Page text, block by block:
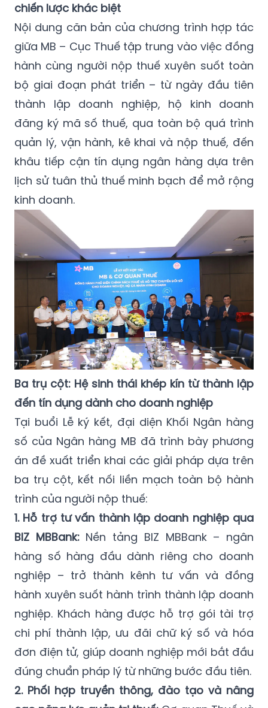
chiến lược khác biệt
Nội dung căn bản của chương trình hợp tác
giữa MB – Cục Thuế tập trung vào việc đồng
hành cùng người nộp thuế xuyên suốt toàn
bộ giai đoạn phát triển – từ ngày đầu tiên
thành lập doanh nghiệp, hộ kinh doanh
đăng ký mã số thuế, qua toàn bộ quá trình
quản lý, vận hành, kê khai và nộp thuế, đến
khâu tiếp cận tín dụng ngân hàng dựa trên
lịch sử tuân thủ thuế minh bạch để mở rộng
kinh doanh.
Ba trụ cột: Hệ sinh thái khép kín từ thành lập
đến tín dụng dành cho doanh nghiệp
Tại buổi Lễ ký kết, đại diện Khối Ngân hàng
số của Ngân hàng MB đã trình bày phương
án đề xuất triển khai các giải pháp dựa trên
ba trụ cột, kết nối liền mạch toàn bộ hành
trình của người nộp thuế:
1. Hỗ trợ tư vấn thành lập doanh nghiệp qua
BIZ MBBank: Nền tảng BIZ MBBank – ngân
hàng số hàng đầu dành riêng cho doanh
nghiệp – trở thành kênh tư vấn và đồng
hành xuyên suốt hành trình thành lập doanh
nghiệp. Khách hàng được hỗ trợ gói tài trợ
chi phí thành lập, ưu đãi chữ ký số và hóa
đơn điện tử, giúp doanh nghiệp mới bắt đầu
đúng chuẩn pháp lý từ những bước đầu tiên.
2. Phối hợp truyền thông, đào tạo và nâng